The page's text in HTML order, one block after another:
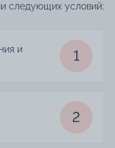
следующих условий:
и
1
2